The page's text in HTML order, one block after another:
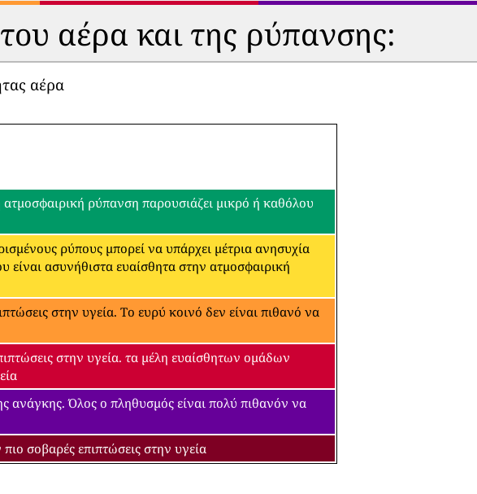
αέρα και της ρύπανσης:
αέρα
ρύπανση παρουσιάζει μικρό ή καθόλου
ρύπους μπορεί να υπάρχει μέτρια ανησυχία
ασυνήθιστα ευαίσθητα στην ατμοσφαιρική
στην υγεία. Το ευρύ κοινό δεν είναι πιθανό να
στην υγεία. τα μέλη ευαίσθητων ομάδων
ανάγκης. Όλος ο πληθυσμός είναι πολύ πιθανόν να
σοβαρές επιπτώσεις στην υγεία